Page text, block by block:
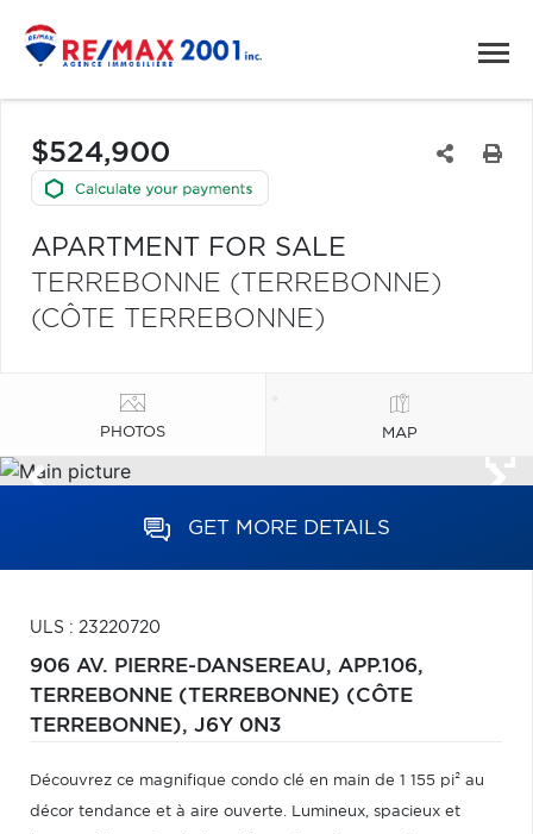
$524,900
APARTMENT FOR SALE
TERREBONNE (TERREBONNE)
(CÔTE TERREBONNE)
PHOTOS MAP
GET MORE DETAILS
ULS : 23220720
906 AV. PIERRE-DANSEREAU, APP.106,
TERREBONNE (TERREBONNE) (CÔTE
TERREBONNE), J6Y 0N3
Découvrez ce magnifique condo clé en main de 1 155 pi² au
décor tendance et à aire ouverte. Lumineux, spacieux et